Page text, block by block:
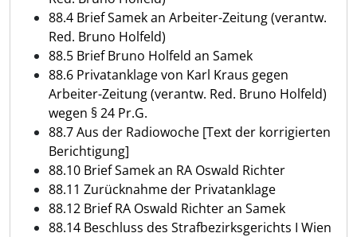
88.4 Brief Samek an Arbeiter-Zeitung (verantw.
Red. Bruno Holfeld)
88.5 Brief Bruno Holfeld an Samek
88.6 Privatanklage von Karl Kraus gegen
Arbeiter-Zeitung (verantw. Red. Bruno Holfeld)
wegen § 24 Pr.G.
88.7 Aus der Radiowoche [Text der korrigierten
Berichtigung]
88.10 Brief Samek an RA Oswald Richter
88.11 Zurücknahme der Privatanklage
88.12 Brief RA Oswald Richter an Samek
88.14 Beschluss des Strafbezirksgerichts I Wien